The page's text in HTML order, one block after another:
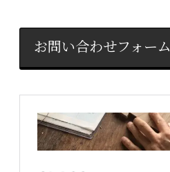
お問い合わせフォーム